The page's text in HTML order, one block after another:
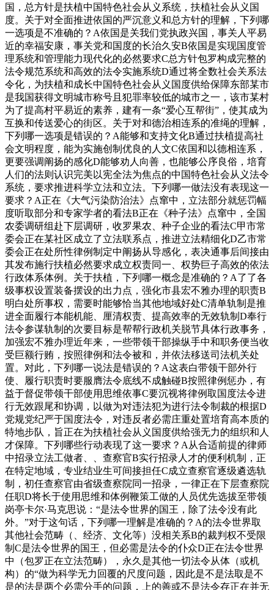
国，总方针是扶植中国特色社会从义系统，扶植社会从义国
度。关于对全面推进依国的严沉意义和总方针的理解，下列哪
一选项是不准确的？A依国是关我们党执政兴国，事关人平易
近的幸福安康，事关党和国度的长治久安B依国是实现国度管
理系统和管理能力现代化的必然要求C总方针包罗构成完整的
法令规范系统和高效的法令实施系统D通过将全数社会关系法
令化，为扶植和成长中国特色社会从义国度供给保障东部某市
是我国获得文明城市称号且犯罪率较低的城市之一，该市某村
为了提高村平易近的素养，建有一条“爱心互帮街”，使其成为
互换和传送爱心的街区。关于对和德治相连系的准绳的理解，
下列哪一选项是错误的？A能够和支持文化B通过扶植提高社
会文明程度，能为实施创制优良的人文C依国和以德相连系，
更要强调阐扬的感化D能够劝人向善，也能够公序良俗，培育
人们的法则认识完美以宪全法为焦点的中国特色社会从义法令
系统，要求推进科学立法和立法。下列哪一做法没有表现这一
要求？A正在《大气污染防治法》点窜中，立法部分就惩罚幅
度听取部分和专家学者的看法B正在《种子法》点窜中，全国
农委调研组赴下层调研，收罗果农、种子企业的看法C甲市常
委会正在某社区成立了立法联系点，推进立法精细化D乙市常
委会正在处所性律例制定中阐扬从导感化，表决通事后间接由
其发布施行扶植必然要求成立权责同一、权势巨子高效的依法
行政体系体例。关于扶植，下列哪一概念是准确的？A了了各
级事权设置装备摆设的出力点，强化市县宏不雅办理的职责B
明白处所事权，需要时能够恰当其他地域好处C清单轨制是推
进全面履行本能机能、厘清权责、提高效率的无效轨制D奉行
法令参谋轨制的次要目标是帮帮行政机关脱节具体行政事务，
加强宏不雅办理近年来，一些带领干部操纵手中和职务便当收
受巨额行贿，按照律例和法令被和，并依法移送司法机关处
置。对此，下列哪一说法是错误的？A这表白带领干部外行
使、履行职责时要服膺法令底线不成触碰B按照律例惩办，有
益于督促带领干部使用思维依事C要沉视将律例取国度法令进
行无效跟尾和协调，以做为对违法犯为进行法令制裁的根据D
党规党纪严于国度法令，对违反者必需庄重处置培育高本质的
特地步队，旨正在为扶植社会从义国度供给强无力的组织和人
才保障。下列哪些行动表现了这一要求？A从合适前提的律师
中招录立法工做者、、查察官B实行招录人才的便利机制，正
在特定地域，专业结业生可间接担任C成立查察官逐级遴选轨
制，初任查察官由省级查察院同一招录，一律正在下层查察院
任职D将长于使用思维和体例鞭策工做的人员优先选拔至带领
岗亭卡尔·马克思说：“是法令世界的国王，除了法令没有此
外。”对于这句话，下列哪一理解是准确的？A的法令世界取
其他社会范畴（、经济、文化等）没相关系B的裁判权不受限
制C是法令世界的国王，但必需是法令的仆众D正在法令世界
中（包罗正在立法范畴），永久是其他一切法令从体（或机
构）的“做为科学无力回覆的尺度问题，因此是不是法取是不
是的法是两个必需分手的问题，上的善或不是法令存正在并无